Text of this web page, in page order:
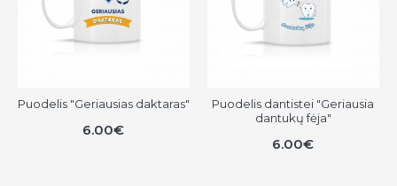
Puodelis "Geriausias daktaras"
6.00€
Puodelis dantistei "Geriausia
dantukų fėja"
6.00€